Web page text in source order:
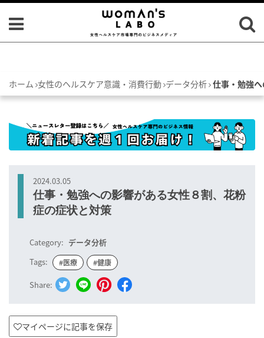
ホーム 女性のヘルスケア意識・消費行動 データ分析 仕事・勉強
2024.03.05
仕事・勉強への影響がある女性８割、花粉
症の症状と対策
Category: データ分析
Tags:
#医療 #健康
Share:
マイページに記事を保存